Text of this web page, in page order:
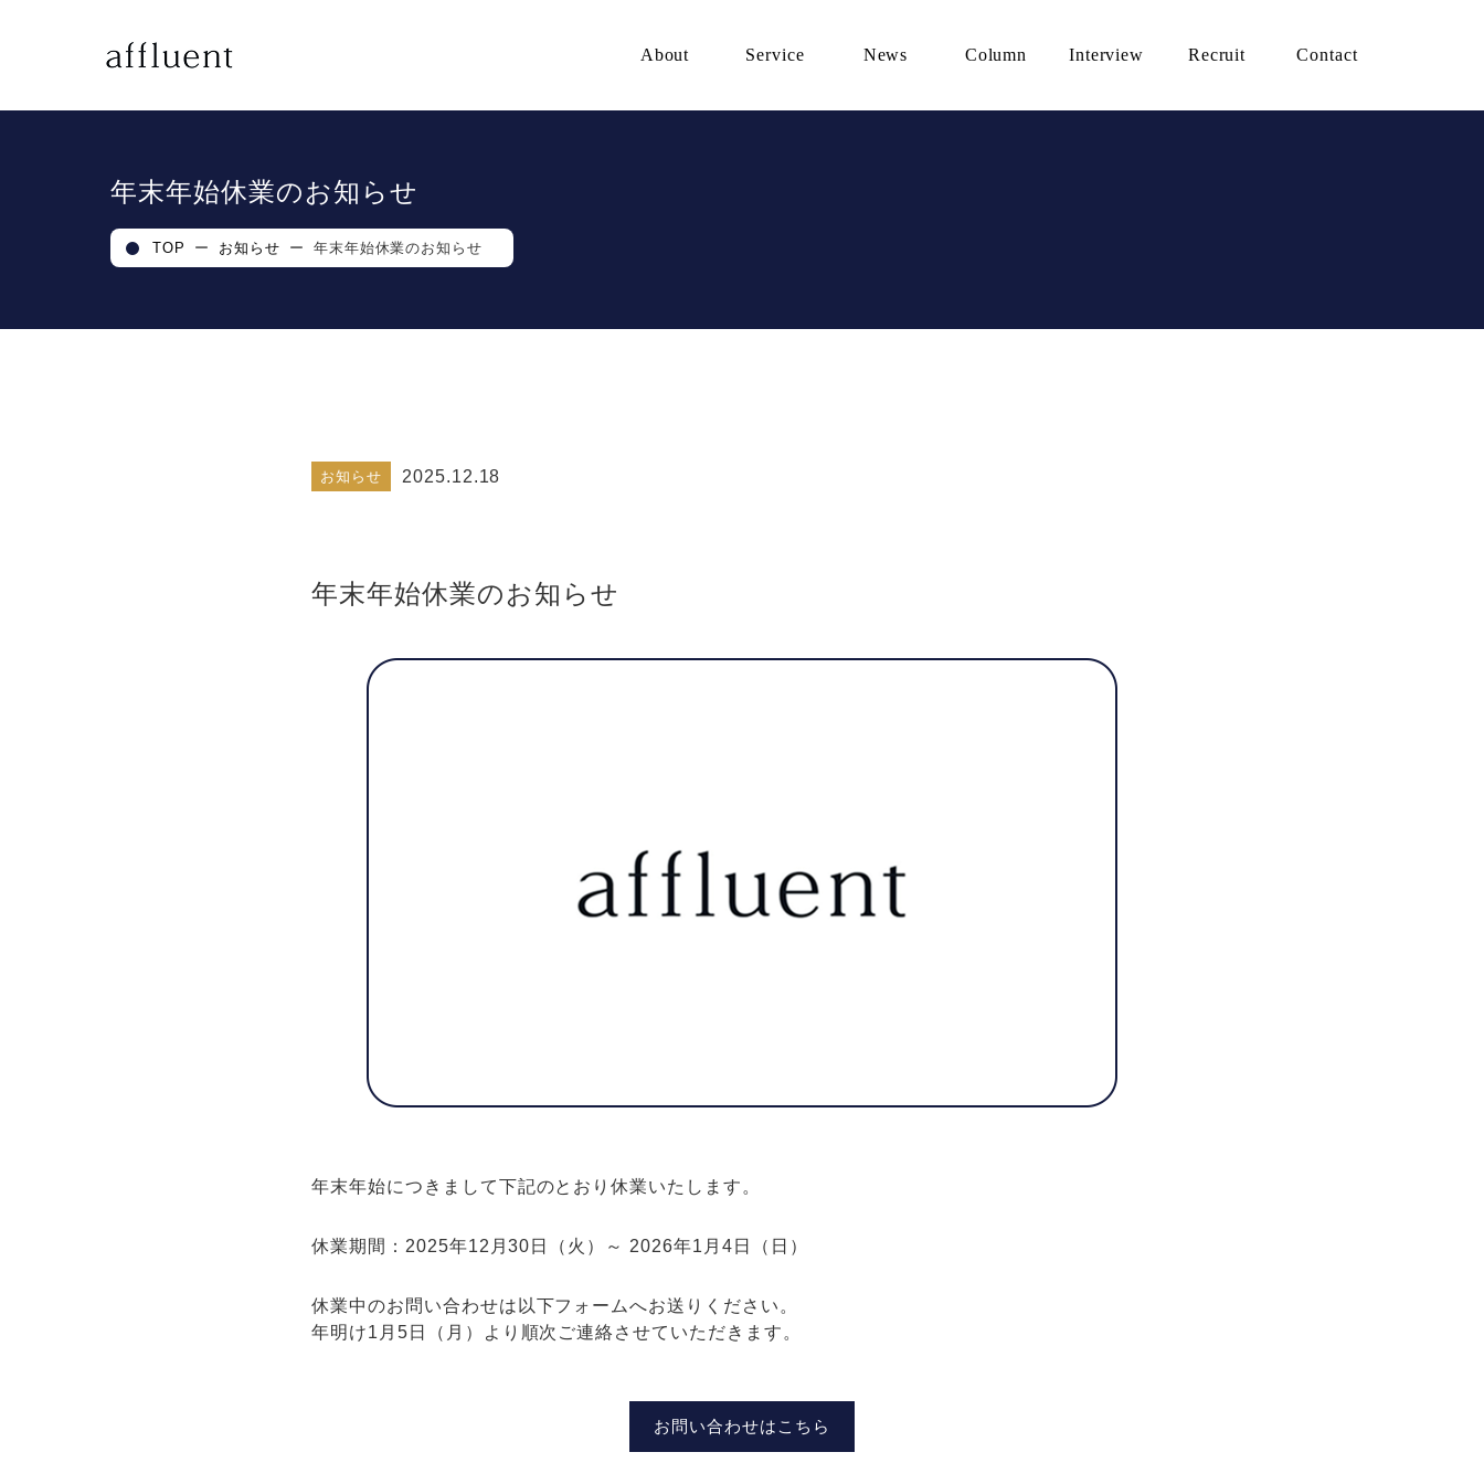
About Service News Column Interview Recruit Contact
年末年始休業のお知らせ
TOP ー お知らせ ー 年末年始休業のお知らせ
お知らせ 2025.12.18
年末年始休業のお知らせ
年末年始につきまして下記のとおり休業いたします。
休業期間：2025年12月30日（火）～ 2026年1月4日（日）
休業中のお問い合わせは以下フォームへお送りください。
年明け1月5日（月）より順次ご連絡させていただきます。
お問い合わせはこちら